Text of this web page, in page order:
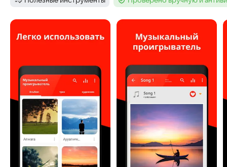
Категория: Тег :
Скриншоты